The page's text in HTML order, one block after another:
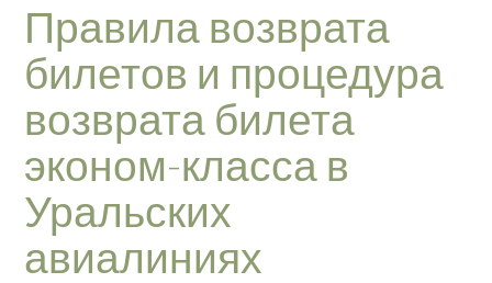
Правила возврата
билетов и процедура
возврата билета
эконом-класса в
Уральских
авиалиниях